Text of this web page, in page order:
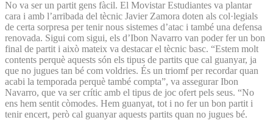
No va ser un partit gens fàcil. El Movistar Estudiantes va plantar
cara i amb l’arribada del tècnic Javier Zamora doten als col·legials
de certa sorpresa per tenir nous sistemes d’atac i també una defensa
renovada. Sigui com sigui, els d’Ibon Navarro van poder fer un bon
final de partit i això mateix va destacar el tècnic basc. “Estem molt
contents perquè aquests són els tipus de partits que cal guanyar, ja
que no jugues tan bé com voldries. És un triomf per recordar quan
acabi la temporada perquè també compta”, va assegurar Ibon
Navarro, que va ser crític amb el tipus de joc ofert pels seus. “No
ens hem sentit còmodes. Hem guanyat, tot i no fer un bon partit i
tenir encert, però cal guanyar aquests partits quan no jugues bé.